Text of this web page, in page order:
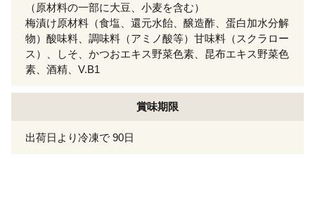
（原材料の一部に大豆、小麦を含む）
梅漬け原材料（食塩、還元水飴、醸造酢、蛋白加水分解
物）酸味料、調味料（アミノ酸等）甘味料（スクラロー
ス）、しそ、かつおエキス野菜色素、昆布エキス野菜色
素、酒精、V.B1
賞味期限
出荷日より冷凍で 90日